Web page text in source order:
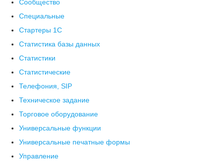
Сообщество
Специальные
Стартеры 1С
Статистика базы данных
Статистики
Статистические
Телефония, SIP
Техническое задание
Торговое оборудование
Универсальные функции
Универсальные печатные формы
Управление